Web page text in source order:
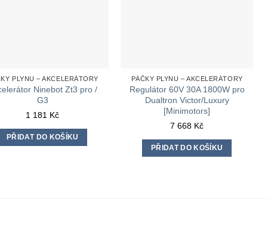
PLYNU – AKCELERÁTORY
Ninebot Zt3 pro /
G3
1 181 Kč
PŘIDAT DO KOŠÍKU
PÁČKY PLYNU – AKCELERÁTORY
Regulátor 60V 30A 1800W pro
Dualtron Victor/Luxury
[Minimotors]
7 668 Kč
PŘIDAT DO KOŠÍKU